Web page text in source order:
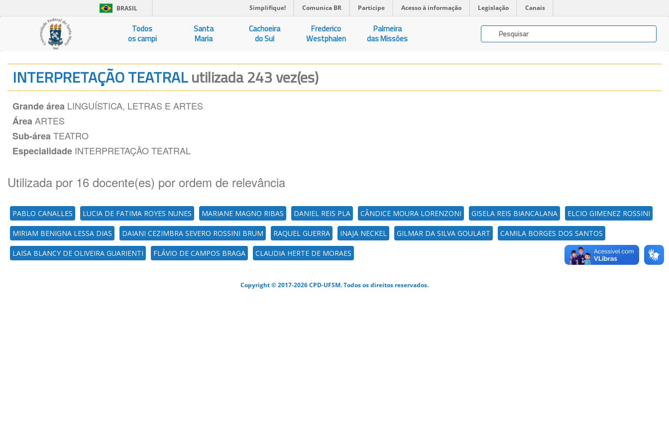
BRASIL Simplifique! Comunica BR Participe Acesso à informação Legislação Canais
Todos
os campi
Santa
Maria
Cachoeira
do Sul
Frederico
Westphalen
Palmeira
das Missões
INTERPRETAÇÃO TEATRALutilizada 243 vez(es)
Grande área LINGUÍSTICA, LETRAS E ARTES
Área ARTES
Sub-áreaTEATRO
Especialidade INTERPRETAÇÃO TEATRAL
Utilizada por 16 docente(es) por ordem de relevância
PABLO CANALLES LUCIA DE FATIMA ROYES NUNES MARIANE MAGNO RIBAS DANIEL REIS PLA CÂNDICE MOURA LORENZONI GISELA REIS BIANCALANA ELCIO GIMENEZ ROSSINI
MIRIAM BENIGNA LESSA DIAS DAIANI CEZIMBRA SEVERO ROSSINI BRUM RAQUEL GUERRA INAJA NECKEL GILMAR DA SILVA GOULART CAMILA BORGES DOS SANTOS
LAISA BLANCY DE OLIVEIRA GUARIENTI FLÁVIO DE CAMPOS BRAGA CLAUDIA HERTE DE MORAES
Copyright © 2017-2026 CPD-UFSM. Todos os direitos reservados.